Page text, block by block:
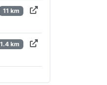
11 km
km